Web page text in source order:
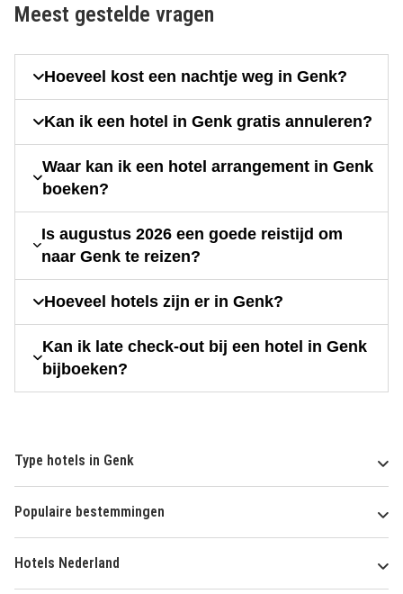
Meest gestelde vragen
Hoeveel kost een nachtje weg in Genk?
Kan ik een hotel in Genk gratis annuleren?
Waar kan ik een hotel arrangement in Genk
boeken?
Is augustus 2026 een goede reistijd om
naar Genk te reizen?
Hoeveel hotels zijn er in Genk?
Kan ik late check-out bij een hotel in Genk
bijboeken?
Type hotels in Genk
Populaire bestemmingen
Hotels Nederland